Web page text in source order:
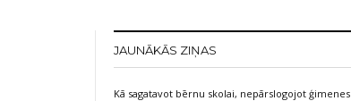
JAUNĀKĀS ZIŅAS
Kā sagatavot bērnu skolai, nepārslogojot ģimenes